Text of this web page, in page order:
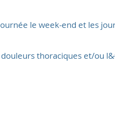
le week-end et les
thoraciques et/ou